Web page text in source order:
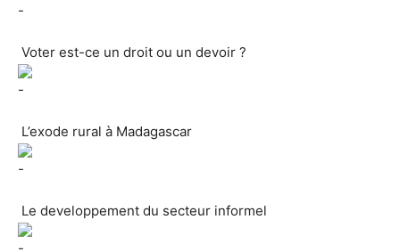
Voter est-ce un droit ou un devoir ?
L’exode rural à Madagascar
Le developpement du secteur informel